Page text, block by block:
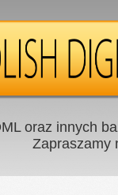
oraz innych
Zapraszamy